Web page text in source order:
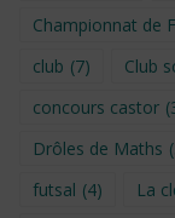
Championnat de
club (7) Club
concours castor
Drôles de Maths
futsal (4) La